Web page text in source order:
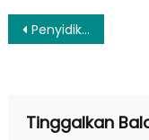
Navigasi
Penyidik Koneksitas Fokus Sidik Kontrak Navayo Perkara Satelit Kemhan
Tinggalkan